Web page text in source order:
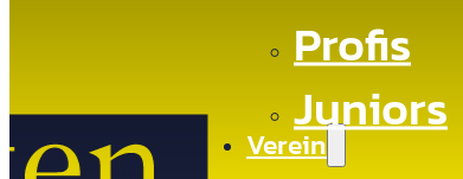
Profis
Juniors
Verein